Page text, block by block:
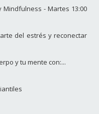
Mindfulness - Martes 13:00
del estrés y reconectar
y tu mente con:...